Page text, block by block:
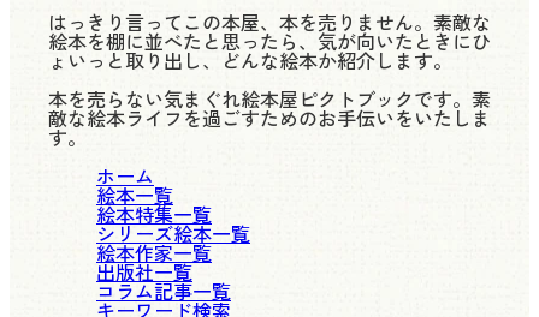
はっきり言ってこの本屋、本を売りません。素敵な
絵本を棚に並べたと思ったら、気が向いたときにひ
ょいっと取り出し、どんな絵本か紹介します。
本を売らない気まぐれ絵本屋ピクトブックです。素
敵な絵本ライフを過ごすためのお手伝いをいたしま
す。
ホーム
絵本一覧
絵本特集一覧
シリーズ絵本一覧
絵本作家一覧
出版社一覧
コラム記事一覧
キーワード検索